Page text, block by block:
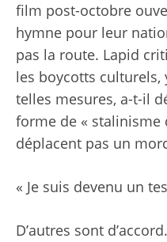
film post-octobre
hymne pour leur
pas la route. Lapid
les boycotts culturels,
telles mesures, a-t-il
forme de « stalinisme
déplacent pas un
« Je suis devenu un
D’autres sont